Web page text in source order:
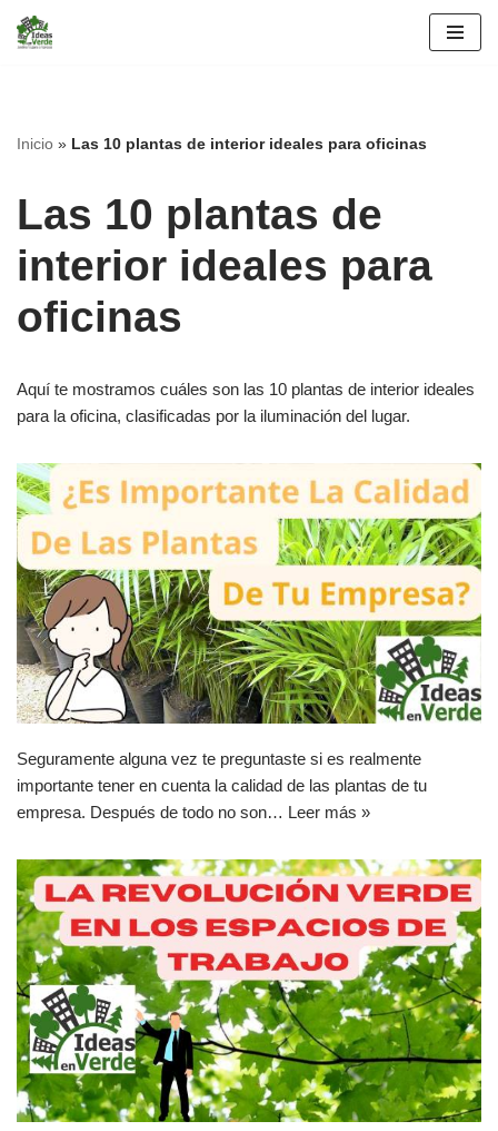
Inicio » Las 10 plantas de interior ideales para oficinas
Las 10 plantas de
interior ideales para
oficinas
Aquí te mostramos cuáles son las 10 plantas de interior ideales
para la oficina, clasificadas por la iluminación del lugar.
Seguramente alguna vez te preguntaste si es realmente
importante tener en cuenta la calidad de las plantas de tu
empresa. Después de todo no son… Leer más »